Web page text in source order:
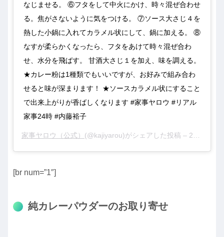
なじませる。 ⑥フタをして中火にかけ、時々混ぜ合わせ
る。焦がさないように気をつける。 ⑦ソース大さじ４を
熱した小鍋に入れてカラメル状にして、鍋に加える。 ⑧
なすが柔らかくなったら、フタをあけて時々混ぜ合わ
せ、水分を飛ばす。 甘酒大さじ１を加え、味を調える。
★カレー粉は1種類でもいいですが、お好みで組み合わ
せると味が深まります！ ★ソースカラメル状にすること
で出来上がりが香ばしくなります #家事ヤロウ #リアル
家事24時 #内藤裕子
家事ヤロウ（公式） (@kajiyarou)がシェアした投稿 – 2020年 6月月3日午前7時48分PDT
[br num=”1″]
純カレーパウダーのお取り寄せ